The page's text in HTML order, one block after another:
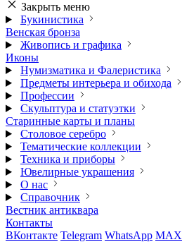
Закрыть меню
Букинистика
Венская бронза
Живопись и графика
Иконы
Нумизматика и Фалеристика
Предметы интерьера и обихода
Профессии
Скульптура и статуэтки
Старинные карты и планы
Столовое серебро
Тематические коллекции
Техника и приборы
Ювелирные украшения
О нас
Справочник
Вестник антиквара
Контакты
ВКонтакте Telegram WhatsApp MAX